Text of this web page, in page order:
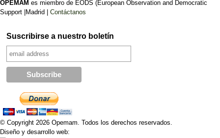
OPEMAM es miembro de EODS (European Observation and Democratic
Support |Madrid | Contáctanos
Suscribirse a nuestro boletín
© Copyright 2026 Opemam. Todos los derechos reservados.
Diseño y desarrollo web: